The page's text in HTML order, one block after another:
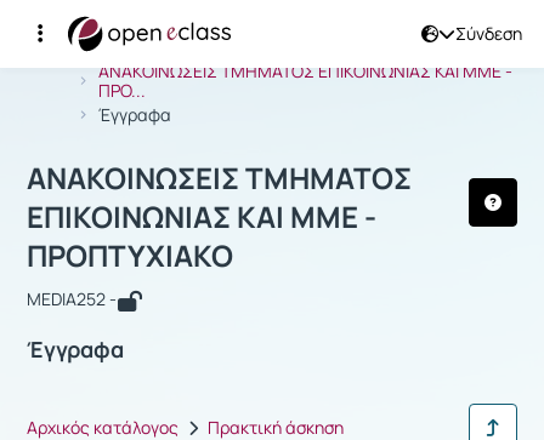
Σύνδεση
Αρχική Σελίδα
ΑΝΑΚΟΙΝΩΣΕΙΣ ΤΜΗΜΑΤΟΣ ΕΠΙΚΟΙΝΩΝΙΑΣ ΚΑΙ ΜΜΕ -
ΠΡΟ...
Έγγραφα
Μάθημα : ΑΝΑΚΟΙΝΩΣΕΙΣ
ΑΝΑΚΟΙΝΩΣΕΙΣ ΤΜΗΜΑΤΟΣ
ΕΠΙΚΟΙΝΩΝΙΑΣ ΚΑΙ ΜΜΕ -
ΠΡΟΠΤΥΧΙΑΚΟ
MEDIA252 -
Έγγραφα
Αρχικός κατάλογος Πρακτική άσκηση